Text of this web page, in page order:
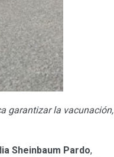
garantizar la vacunación,
Sheinbaum Pardo,